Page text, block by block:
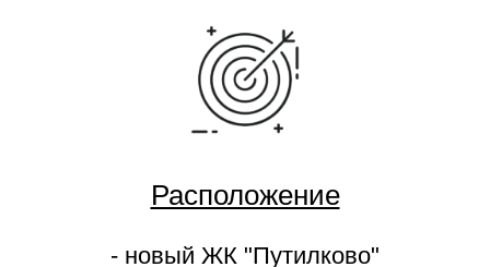
Расположение
- новый ЖК "Путилково"